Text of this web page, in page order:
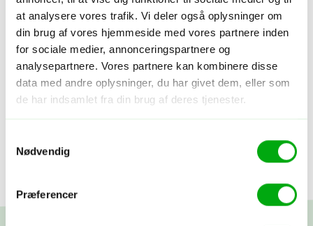
at analysere vores trafik. Vi deler også oplysninger om
din brug af vores hjemmeside med vores partnere inden
for sociale medier, annonceringspartnere og
analysepartnere. Vores partnere kan kombinere disse
data med andre oplysninger, du har givet dem, eller som
de har indsamlet fra din brug af deres tjenester.
Nødvendig
Præferencer